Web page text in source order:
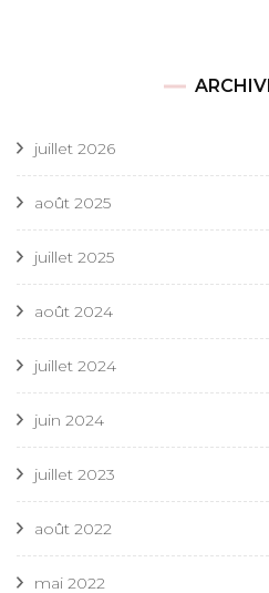
juillet 2026
août 2025
juillet 2025
août 2024
juillet 2024
juin 2024
juillet 2023
août 2022
mai 2022